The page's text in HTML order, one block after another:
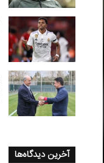
آخرین دیدگاه‌ها